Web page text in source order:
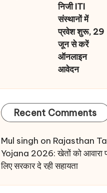
निजी ITI
संस्थानों में
प्रवेश शुरू, 29
जून से करें
ऑनलाइन
आवेदन
Recent Comments
Mul singh on Rajasthan
Yojana 2026: खेतों को
लिए सरकार दे रही सहायता